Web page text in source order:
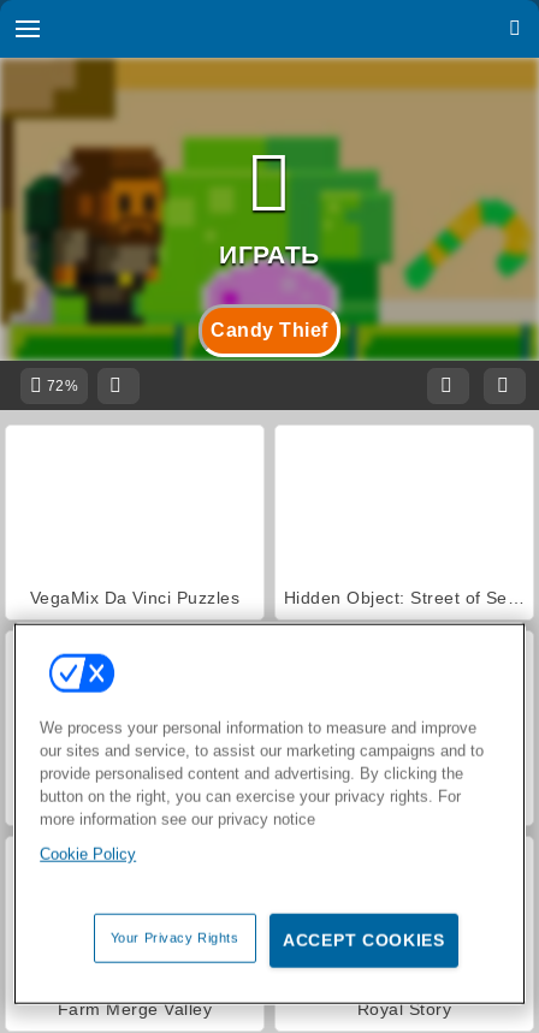
Candy Thief
72%
VegaMix Da Vinci Puzzles
ASMR Makeover & Makeup Studio World War 2 Shooter
Farm Merge Valley Royal Story
We process your personal information to measure and improve
our sites and service, to assist our marketing campaigns and to
provide personalised content and advertising. By clicking the
button on the right, you can exercise your privacy rights. For
more information see our privacy notice
Cookie Policy
Your Privacy Rights ACCEPT COOKIES